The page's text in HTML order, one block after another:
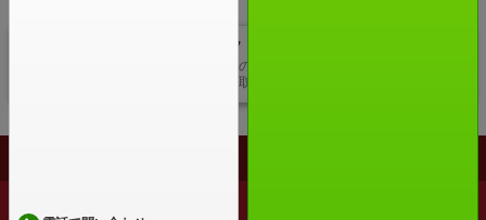
PS4ゲームソフト
プレイステーションの最新ゲームPS4のゲームソフトを
お持ちの方はぜひ買取アローズにお売りください。…
実施中のキャンペーン